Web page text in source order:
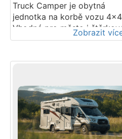
Truck Camper je obytná
jednotka na korbě vozu
Vhodné pro město i
cesty bez doplatku.
Doporučujeme pro 2
rozkládací sezení. Stáří
modelu: 3-4 roky. Vozidlo
bezpečnostních pásů.
nenabízí autosedačky.
Zobrazit